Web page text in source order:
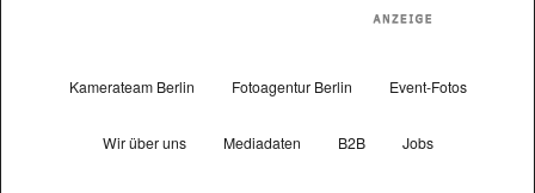
Kamerateam Berlin Fotoagentur Berlin Event-Fotos
Wir über uns Mediadaten B2B Jobs